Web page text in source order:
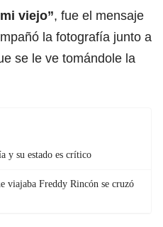
viejo”, fue el mensaje
la fotografía junto a
se le ve tomándole la
y su estado es crítico
viajaba Freddy Rincón se cruzó